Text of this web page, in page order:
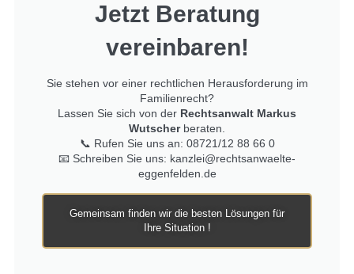
Jetzt Beratung
vereinbaren!
Sie stehen vor einer rechtlichen Herausforderung im
Familienrecht?
Lassen Sie sich von der Rechtsanwalt Markus
Wutscher beraten.
📞 Rufen Sie uns an: 08721/12 88 66 0
📧 Schreiben Sie uns: kanzlei@rechtsanwaelte-
eggenfelden.de
Gemeinsam finden wir die besten Lösungen für
Ihre Situation !